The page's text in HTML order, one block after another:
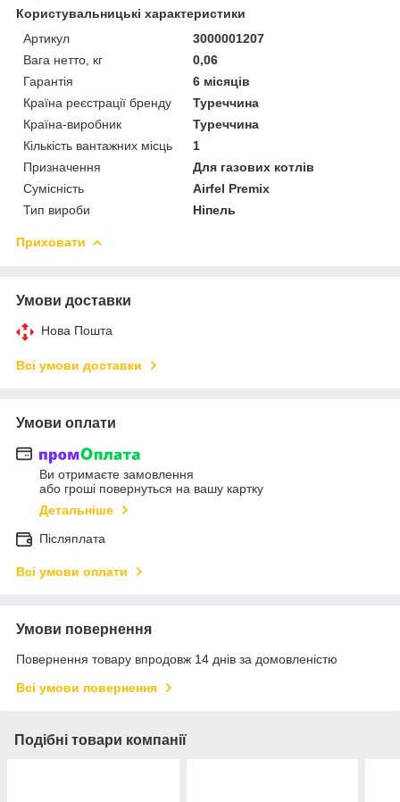
Користувальницькі характеристики
Артикул
3000001207
Вага нетто, кг
0,06
Гарантія
6 місяців
Країна реєстрації бренду
Туреччина
Країна-виробник
Туреччина
Кількість вантажних місць
1
Призначення
Для газових котлів
Сумісність
Airfel Premix
Тип вироби
Ніпель
Приховати
Умови доставки
Нова Пошта
Всі умови доставки
Умови оплати
Ви отримаєте замовлення
або гроші повернуться на вашу картку
Детальніше
Післяплата
Всі умови оплати
Умови повернення
Повернення товару впродовж 14 днів за домовленістю
Всі умови повернення
Подібні товари компанії